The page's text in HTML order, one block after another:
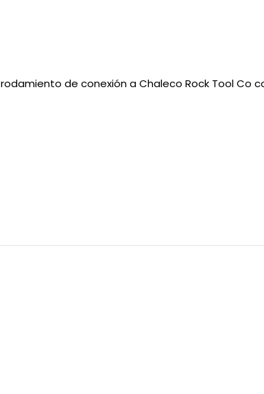
de conexión a Chaleco Rock Tool Co